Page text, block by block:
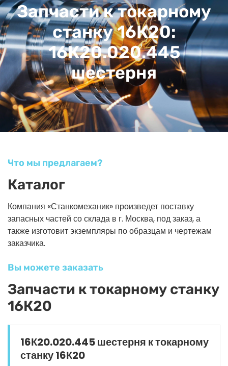
Запчасти к токарному
станку 16К20:
16К20.020.445
шестерня
Что мы предлагаем?
Каталог
Компания «Станкомеханик» произведет поставку
запасных частей со склада в г. Москва, под заказ, а
также изготовит экземпляры по образцам и чертежам
заказчика.
Вы можете заказать
Запчасти к токарному станку
16К20
16К20.020.445 шестерня к токарному
станку 16К20